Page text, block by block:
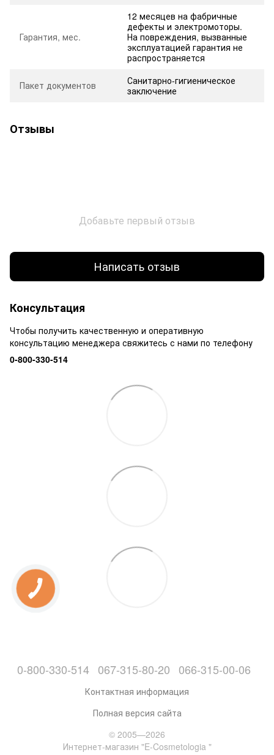
Гарантия, мес.
12 месяцев на фабричные
дефекты и электромоторы.
На повреждения, вызванные
эксплуатацией гарантия не
распространяется
Пакет документов
Санитарно-гигиеническое
заключение
Отзывы
Добавьте первый отзыв
Написать отзыв
Консультация
Чтобы получить качественную и оперативную
консультацию менеджера свяжитесь с нами по телефону
0-800-330-514
0-800-330-514 067-315-80-20 066-315-00-06
Контактная информация
Полная версия сайта
© 2005—2026
Интернет-магазин "E-Cosmetologia "